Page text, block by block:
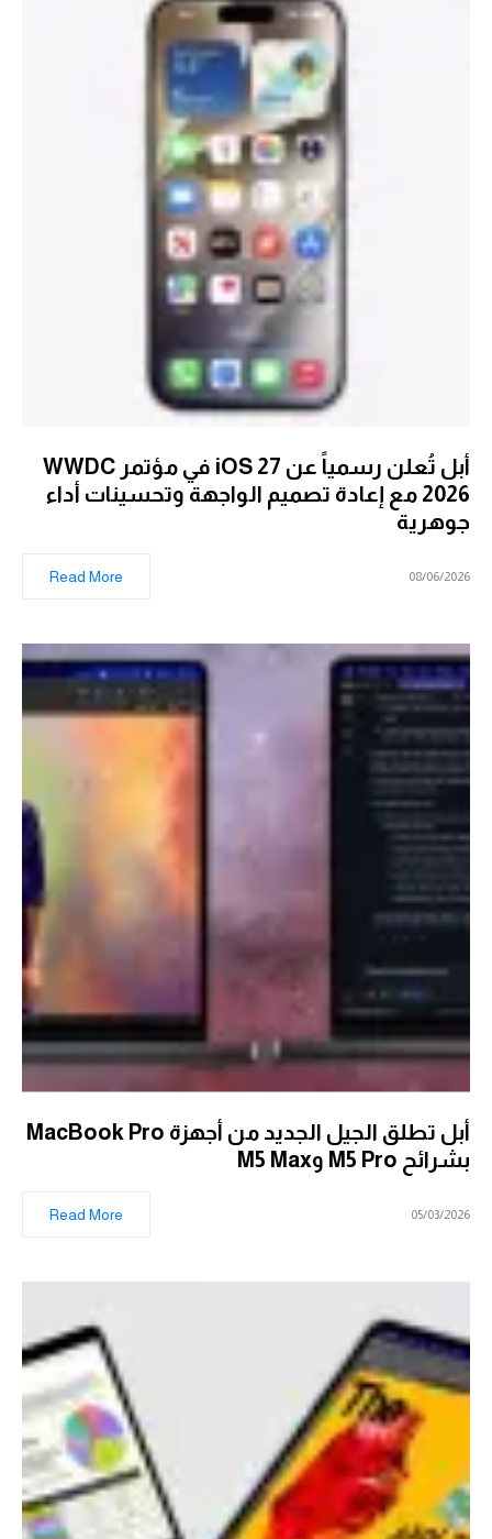
أبل تُعلن رسمياً عن iOS 27 في مؤتمر WWDC
2026 مع إعادة تصميم الواجهة وتحسينات أداء
جوهرية
08/06/2026
Read More
أبل تطلق الجيل الجديد من أجهزة MacBook Pro
بشرائح M5 Pro وM5 Max
05/03/2026
Read More